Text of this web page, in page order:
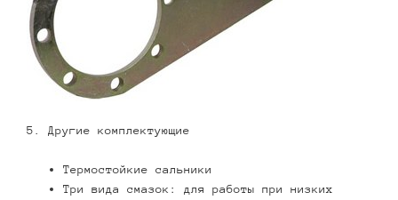
5. Другие комплектующие
Термостойкие сальники
Три вида смазок: для работы при низких